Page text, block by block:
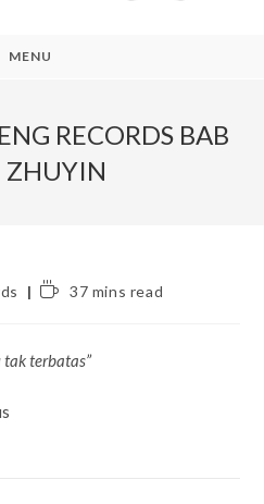
MENU
RECORDS BAB
ZHUYIN
Reading37 mins read
tak terbatas”